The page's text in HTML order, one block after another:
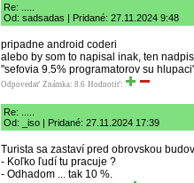
Re: .....
Od: sadsadas | Pridané: 27.11.2024 9:48
pripadne android coderi
alebo by som to napisal inak, ten nadpis
"sefovia 9.5% programatorov su
Odpovedať Známka: 8.6 Hodnotiť:
Re: .....
Od: _iso | Pridané: 27.11.2024 17:39
Turista sa zastaví pred obrovskou
- Koľko ľudí tu pracuje ?
- Odhadom ... tak 10 %.